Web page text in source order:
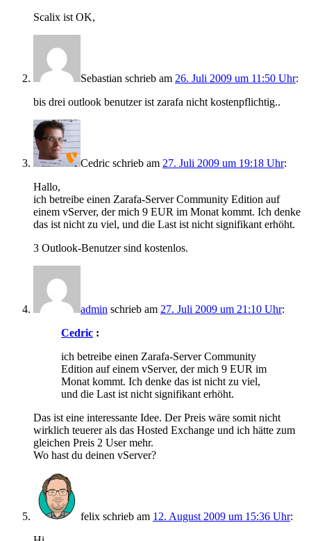
Scalix ist OK,
Sebastian schrieb am 26. Juli 2009 um 11:50 Uhr:
bis drei outlook benutzer ist zarafa nicht kostenpflichtig..
Cedric schrieb am 27. Juli 2009 um 19:18 Uhr:
Hallo,
ich betreibe einen Zarafa-Server Community Edition auf
einem vServer, der mich 9 EUR im Monat kommt. Ich denke
das ist nicht zu viel, und die Last ist nicht signifikant erhöht.
3 Outlook-Benutzer sind kostenlos.
admin schrieb am 27. Juli 2009 um 21:10 Uhr:
Cedric :
ich betreibe einen Zarafa-Server Community
Edition auf einem vServer, der mich 9 EUR im
Monat kommt. Ich denke das ist nicht zu viel,
und die Last ist nicht signifikant erhöht.
Das ist eine interessante Idee. Der Preis wäre somit nicht
wirklich teuerer als das Hosted Exchange und ich hätte zum
gleichen Preis 2 User mehr.
Wo hast du deinen vServer?
felix schrieb am 12. August 2009 um 15:36 Uhr: